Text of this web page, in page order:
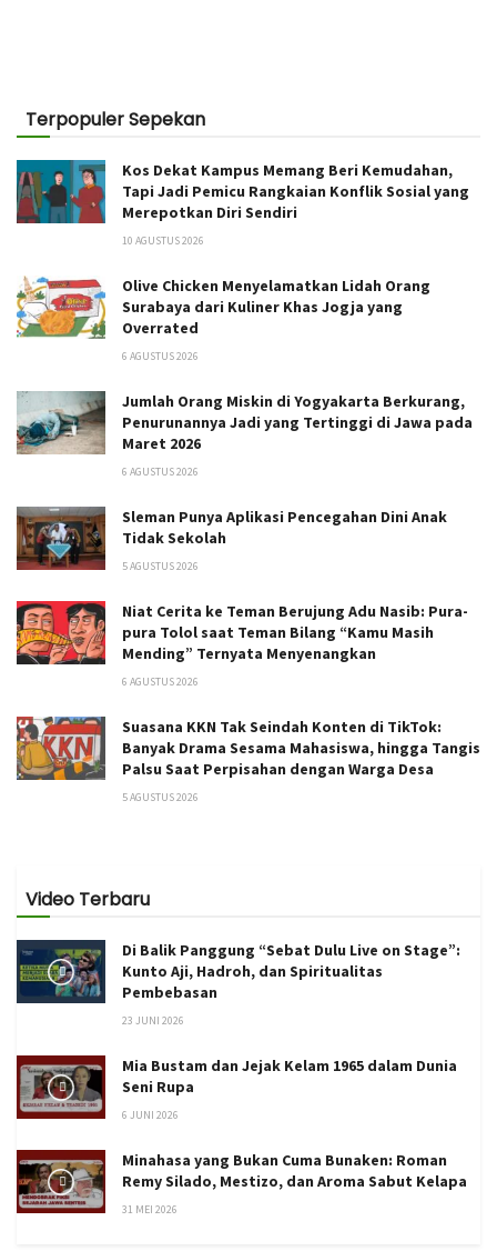
Terpopuler Sepekan
Kos Dekat Kampus Memang Beri Kemudahan,
Tapi Jadi Pemicu Rangkaian Konflik Sosial yang
Merepotkan Diri Sendiri
10 AGUSTUS 2026
Olive Chicken Menyelamatkan Lidah Orang
Surabaya dari Kuliner Khas Jogja yang
Overrated
6 AGUSTUS 2026
Jumlah Orang Miskin di Yogyakarta Berkurang,
Penurunannya Jadi yang Tertinggi di Jawa pada
Maret 2026
6 AGUSTUS 2026
Sleman Punya Aplikasi Pencegahan Dini Anak
Tidak Sekolah
5 AGUSTUS 2026
Niat Cerita ke Teman Berujung Adu Nasib: Pura-
pura Tolol saat Teman Bilang “Kamu Masih
Mending” Ternyata Menyenangkan
6 AGUSTUS 2026
Suasana KKN Tak Seindah Konten di TikTok:
Banyak Drama Sesama Mahasiswa, hingga Tangis
Palsu Saat Perpisahan dengan Warga Desa
5 AGUSTUS 2026
Video Terbaru
Di Balik Panggung “Sebat Dulu Live on Stage”:
Kunto Aji, Hadroh, dan Spiritualitas
Pembebasan
23 JUNI 2026
Mia Bustam dan Jejak Kelam 1965 dalam Dunia
Seni Rupa
6 JUNI 2026
Minahasa yang Bukan Cuma Bunaken: Roman
Remy Silado, Mestizo, dan Aroma Sabut Kelapa
31 MEI 2026